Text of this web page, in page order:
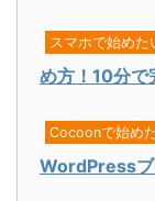
スマホで始めた
め方！10分で
Cocoonで始め
WordPressブ